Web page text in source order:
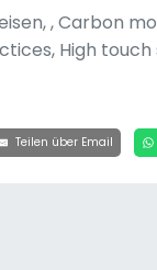
, Carbon
High
Teilen über Email